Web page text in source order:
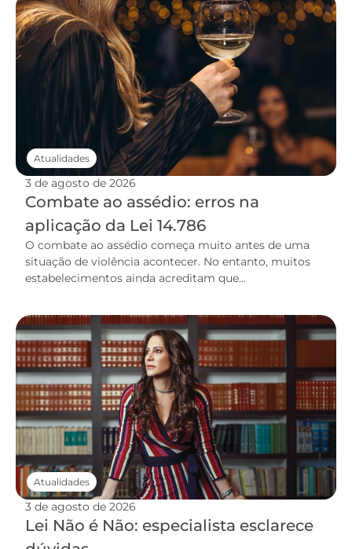
3 de agosto de 2026
Combate ao assédio: erros na
aplicação da Lei 14.786
O combate ao assédio começa muito antes de uma
situação de violência acontecer. No entanto, muitos
estabelecimentos ainda acreditam que...
Atualidades
3 de agosto de 2026
Lei Não é Não: especialista esclarece
Atualidades